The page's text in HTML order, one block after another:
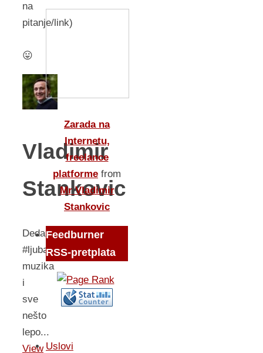
na
pitanje/link)
😛
Vladimir
Stankovic
DedaBor
#ljubav,
muzika
i
sve
nešto
lepo...
View
Zarada na
Internetu,
freelance
platforme from
Mr Vladimir
Stankovic
Feedburner
RSS-pretplata
Uslovi